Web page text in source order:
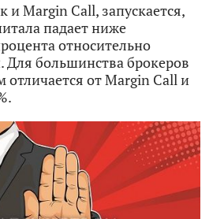
и Margin Call, запускается,
падает ниже
относительно
большинства брокеров
от Margin Call и